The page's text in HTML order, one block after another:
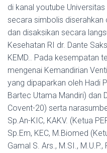
di kanal youtube
secara simbolis diserahkan
dan disaksikan secara
Kesehatan RI dr. Dante
KEMD.. Pada kesempatan
mengenai Kemandirian
yang dipaparkan oleh Hadi
Bartec Utama Mandiri) dan
Covent-20) serta
Sp.An-KIC, KAKV. (Ketua
Sp.Em, KEC, M.Biomed
Gamal S. Ars., M.SI.,